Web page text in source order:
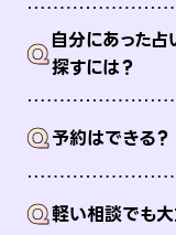
Q自分にあった占
探すには？
Q予約はできる？
Q軽い相談でも